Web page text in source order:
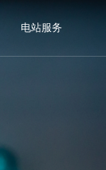
电站服务